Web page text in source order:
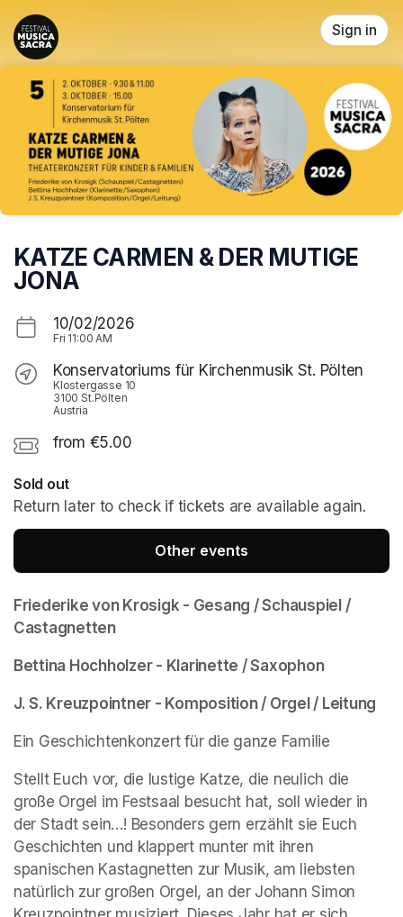
Skip header
Sign in
KATZE CARMEN & DER MUTIGE
JONA
10/02/2026
Fri 11:00 AM
Konservatoriums für Kirchenmusik St. Pölten
Klostergasse 10
3100 St.Pölten
Austria
from €5.00
Sold out
Return later to check if tickets are available again.
Other events
Friederike von Krosigk - Gesang / Schauspiel /
Castagnetten
Bettina Hochholzer - Klarinette / Saxophon
J. S. Kreuzpointner - Komposition / Orgel / Leitung
Ein Geschichtenkonzert für die ganze Familie
Stellt Euch vor, die lustige Katze, die neulich die
große Orgel im Festsaal besucht hat, soll wieder in
der Stadt sein…! Besonders gern erzählt sie Euch
Geschichten und klappert munter mit ihren
spanischen Kastagnetten zur Musik, am liebsten
natürlich zur großen Orgel, an der Johann Simon